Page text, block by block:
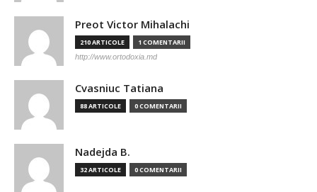
Preot Victor Mihalachi
210 ARTICOLE 1 COMENTARII
http://www.ortodoxia.md
Cvasniuc Tatiana
88 ARTICOLE 0 COMENTARII
Nadejda B.
32 ARTICOLE 0 COMENTARII